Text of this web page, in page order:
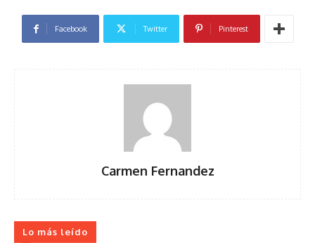
Facebook Twitter Pinterest
Carmen Fernandez
Lo más leído